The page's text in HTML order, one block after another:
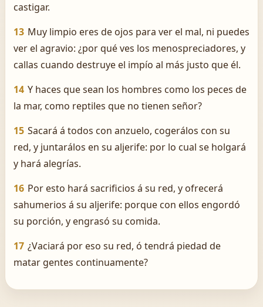
castigar.
13 Muy limpio eres de ojos para ver el mal, ni puedes
ver el agravio: ¿por qué ves los menospreciadores, y
callas cuando destruye el impío al más justo que él.
14 Y haces que sean los hombres como los peces de
la mar, como reptiles que no tienen señor?
15 Sacará á todos con anzuelo, cogerálos con su
red, y juntarálos en su aljerife: por lo cual se holgará
y hará alegrías.
16 Por esto hará sacrificios á su red, y ofrecerá
sahumerios á su aljerife: porque con ellos engordó
su porción, y engrasó su comida.
17 ¿Vaciará por eso su red, ó tendrá piedad de
matar gentes continuamente?